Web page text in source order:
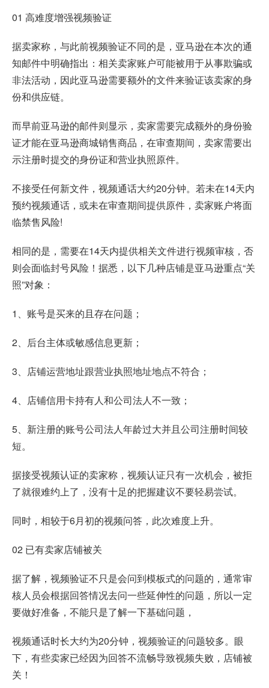
01 高难度增强视频验证
据卖家称，与此前视频验证不同的是，亚马逊在本次的通
知邮件中明确指出：相关卖家账户可能被用于从事欺骗或
非法活动，因此亚马逊需要额外的文件来验证该卖家的身
份和供应链。
而早前亚马逊的邮件则显示，卖家需要完成额外的身份验
证才能在亚马逊商城销售商品，在审查期间，卖家需要出
示注册时提交的身份证和营业执照原件。
不接受任何新文件，视频通话大约20分钟。若未在14天内
预约视频通话，或未在审查期间提供原件，卖家账户将面
临禁售风险!
相同的是，需要在14天内提供相关文件进行视频审核，否
则会面临封号风险！据悉，以下几种店铺是亚马逊重点“关
照”对象：
1、账号是买来的且存在问题；
2、后台主体或敏感信息更新；
3、店铺运营地址跟营业执照地址地点不符合；
4、店铺信用卡持有人和公司法人不一致；
5、新注册的账号公司法人年龄过大并且公司注册时间较
短。
据接受视频认证的卖家称，视频认证只有一次机会，被拒
了就很难约上了，没有十足的把握建议不要轻易尝试。
同时，相较于6月初的视频问答，此次难度上升。
02 已有卖家店铺被关
据了解，视频验证不只是会问到模板式的问题的，通常审
核人员会根据回答情况去问一些延伸性的问题，所以一定
要做好准备，不能只是了解一下基础问题，
视频通话时长大约为20分钟，视频验证的问题较多。眼
下，有些卖家已经因为回答不流畅导致视频失败，店铺被
关！